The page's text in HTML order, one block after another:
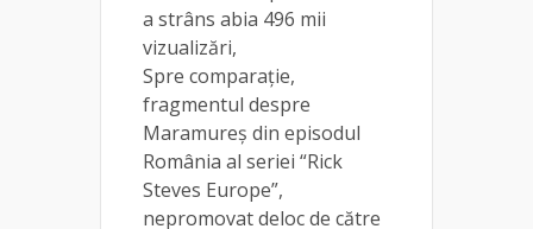
a strâns abia 496 mii
vizualizări,
Spre comparaţie,
fragmentul despre
Maramureş din episodul
România al seriei “Rick
Steves Europe”,
nepromovat deloc de către